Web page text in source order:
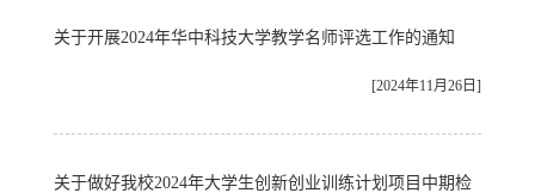
关于开展2024年华中科技大学教学名师评选工作的通知
[2024年11月26日]
关于做好我校2024年大学生创新创业训练计划项目中期检